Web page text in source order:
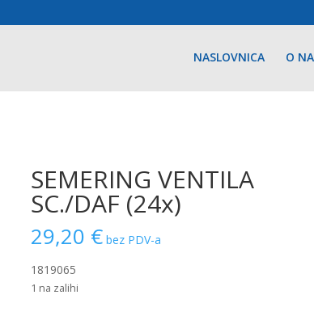
NASLOVNICA O
SEMERING VENTILA
SC./DAF (24x)
29,20 € bez PDV-a
1819065
1 na zalihi